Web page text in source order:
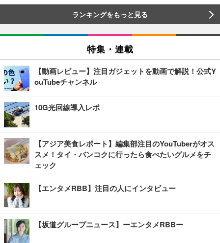
ランキングをもっと見る
特集・連載
【動画レビュー】注目ガジェットを動画で解説！公式Y
ouTubeチャンネル
10G光回線導入レポ
【アジア美食レポート】編集部注目のYouTuberがオス
スメ！タイ・バンコクに行ったら食べたいグルメをチ
ェック
【エンタメRBB】注目の人にインタビュー
【坂道グループニュース】ーエンタメRBBー